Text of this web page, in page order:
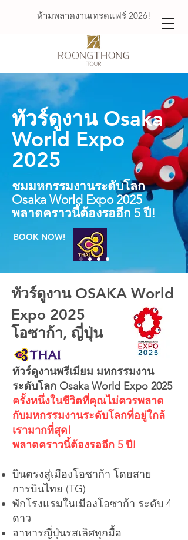
ห้ามพลาดงานเทรดแฟร์ 2026!
ทัวร์ดูงาน Osaka
World Expo
2025​
ชมมหกรรมงานระดับโลก
Osaka World Expo 2025
พลาดคราวนี้ต้องรออีก 5 ปี!
BOOK NOW!
ทัวร์ดูงาน OSAKA World
Expo 2025
โอซาก้า, ญี่ปุ่น
ทัวร์ดูงานพรีเมียม มหกรรมงาน
ระดับโลก Osaka World Expo 2025
ครั้งหนึ่งในชีวิตที่คุณไม่ควรพลาด
กับมหกรรมงานระดับโลกที่อยู่ใกล้
เรามากที่สุด!
พลาดคราวนี้ต้องรออีก 5 ปี!
บินตรงสู่เมืองโอซาก้า โดยสาย
การบินไทย (TG)
พักโรงแรมในเมืองโอซาก้า ระดับ 4
ดาว
อาหารญี่ปุ่นรสเลิศทุกมื้อ